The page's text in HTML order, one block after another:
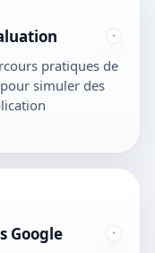
pratiques de
simuler des
Google